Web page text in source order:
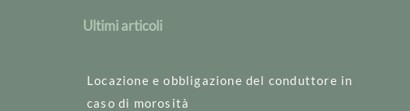
Ultimi articoli
Locazione e obbligazione del conduttore in
caso di morosità